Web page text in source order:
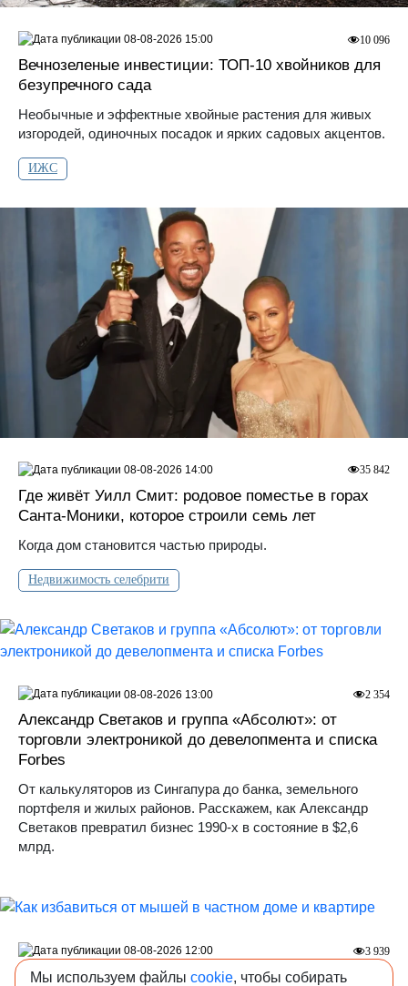
Вечнозеленые инвестиции: ТОП-10 хвойников для
безупречного сада
Необычные и эффектные хвойные растения для живых
изгородей, одиночных посадок и ярких садовых акцентов.
ИЖС
10 096
08-08-2026 15:00
Где живёт Уилл Смит: родовое поместье в горах
Санта‑Моники, которое строили семь лет
Когда дом становится частью природы.
Недвижимость селебрити
35 842
08-08-2026 14:00
Александр Светаков и группа «Абсолют»: от
торговли электроникой до девелопмента и списка
Forbes
От калькуляторов из Сингапура до банка, земельного
портфеля и жилых районов. Расскажем, как Александр
Светаков превратил бизнес 1990-х в состояние в $2,6
млрд.
2 354
08-08-2026 13:00
Как избавиться от мышей в частном доме и
3 939
08-08-2026 12:00
Мы используем файлы cookie, чтобы собирать